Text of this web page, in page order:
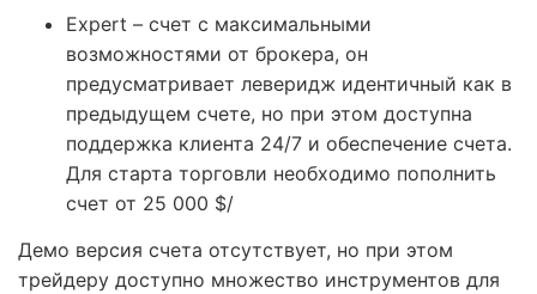
Expert – счет с максимальными
возможностями от брокера, он
предусматривает леверидж идентичный как в
предыдущем счете, но при этом доступна
поддержка клиента 24/7 и обеспечение счета.
Для старта торговли необходимо пополнить
счет от 25 000 $/
Демо версия счета отсутствует, но при этом
трейдеру доступно множество инструментов для